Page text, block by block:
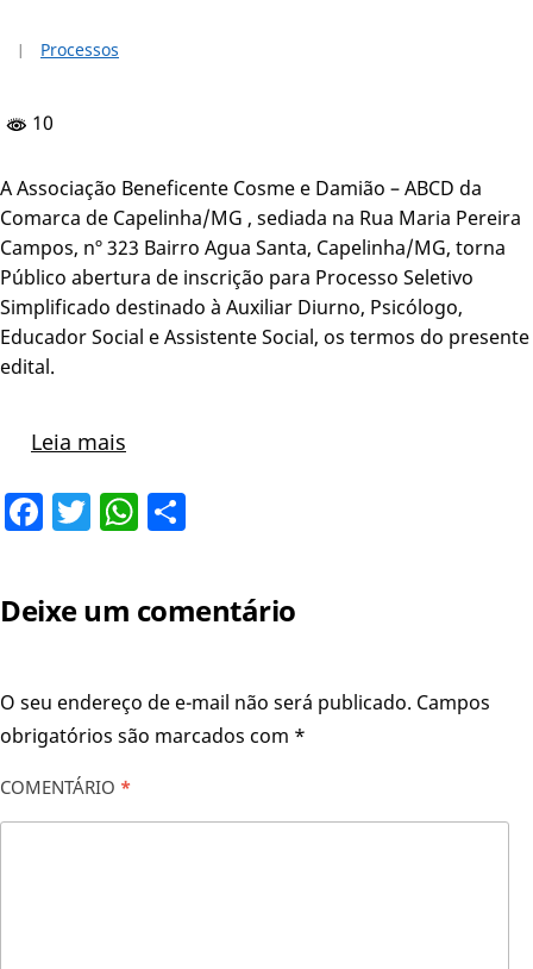
Processos
10
A Associação Beneficente Cosme e Damião – ABCD da
Comarca de Capelinha/MG , sediada na Rua Maria Pereira
Campos, nº 323 Bairro Agua Santa, Capelinha/MG, torna
Público abertura de inscrição para Processo Seletivo
Simplificado destinado à Auxiliar Diurno, Psicólogo,
Educador Social e Assistente Social, os termos do presente
edital.
Leia mais
Facebook
TwitterWhatsApp
Deixe um comentário
O seu endereço de e-mail não será publicado. Campos
obrigatórios são marcados com *
COMENTÁRIO *